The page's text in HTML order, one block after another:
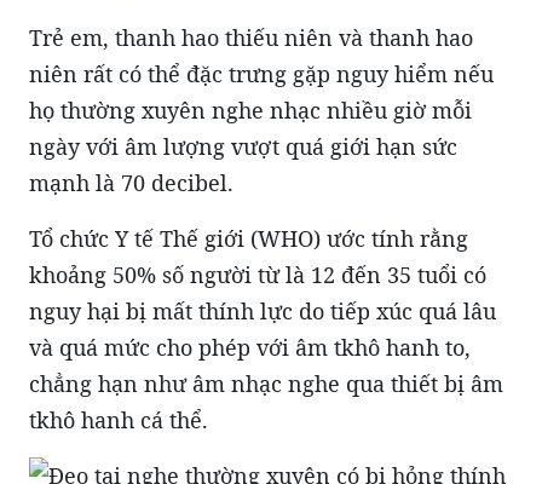
Trẻ em, thanh hao thiếu niên và thanh hao
niên rất có thể đặc trưng gặp nguy hiểm nếu
họ thường xuyên nghe nhạc nhiều giờ mỗi
ngày với âm lượng vượt quá giới hạn sức
mạnh là 70 decibel.
Tổ chức Y tế Thế giới (WHO) ước tính rằng
khoảng 50% số người từ là 12 đến 35 tuổi có
nguy hại bị mất thính lực do tiếp xúc quá lâu
và quá mức cho phép với âm tkhô hanh to,
chẳng hạn như âm nhạc nghe qua thiết bị âm
tkhô hanh cá thể.